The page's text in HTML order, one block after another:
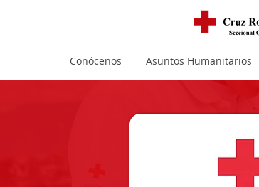
Conócenos Asuntos Humanitarios